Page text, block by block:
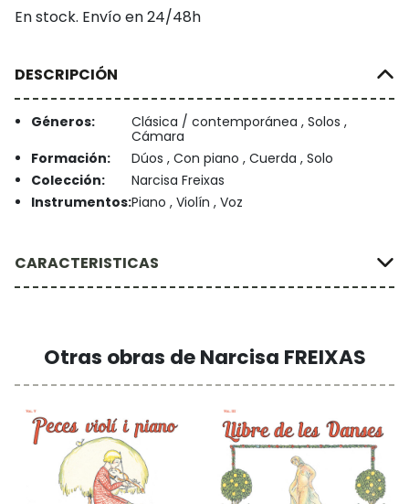
En stock. Envío en 24/48h
DESCRIPCIÓN
Géneros:
Clásica / contemporánea , Solos ,
Cámara
Formación:
Dúos , Con piano , Cuerda , Solo
Colección:
Narcisa Freixas
Instrumentos:Piano , Violín , Voz
CARACTERISTICAS
Otras obras de Narcisa FREIXAS